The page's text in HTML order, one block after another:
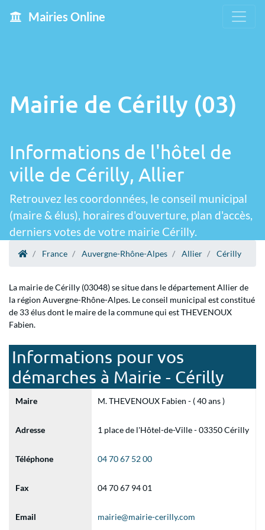
Mairies Online
Mairie de Cérilly (03)
Informations de l'hôtel de
ville de Cérilly, Allier
Retrouvez les coordonnées, le conseil municipal
(maire & élus), horaires d'ouverture, plan d'accès,
derniers votes de votre mairie Cérilly.
France Auvergne-Rhône-Alpes Allier Cérilly
La mairie de Cérilly (03048) se situe dans le département Allier de
la région Auvergne-Rhône-Alpes. Le conseil municipal est constitué
de 33 élus dont le maire de la commune qui est THEVENOUX
Fabien.
Informations pour vos
démarches à Mairie - Cérilly
Maire M. THEVENOUX Fabien - ( 40 ans )
Adresse 1 place de l'Hôtel-de-Ville - 03350 Cérilly
Téléphone 04 70 67 52 00
Fax 04 70 67 94 01
Email mairie@mairie-cerilly.com